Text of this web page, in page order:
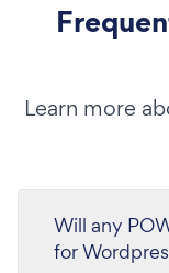
Learn more
Will any
for